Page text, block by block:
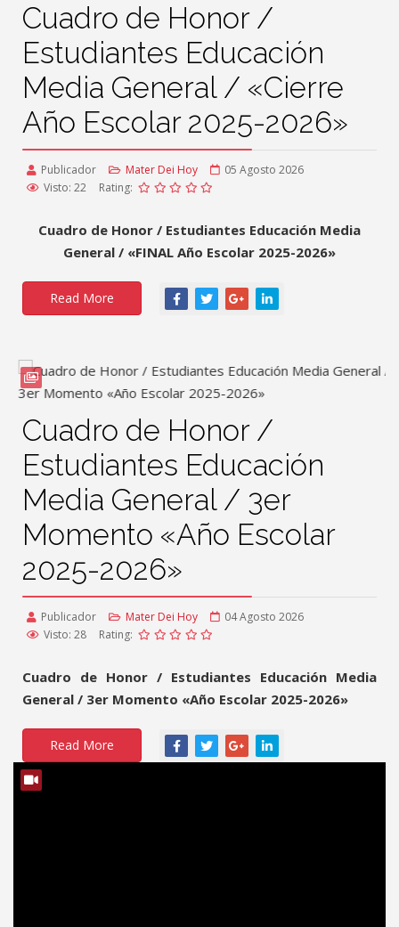
Cuadro de Honor /
Estudiantes Educación
Media General / «Cierre
Año Escolar 2025-2026»
Publicador Mater Dei Hoy
05 Agosto 2026
Visto: 22
Rating:
Cuadro de Honor / Estudiantes Educación Media
General / «FINAL Año Escolar 2025-2026»
Read More
Cuadro de Honor /
Estudiantes Educación
Media General / 3er
Momento «Año Escolar
2025-2026»
Publicador Mater Dei Hoy
04 Agosto 2026
Visto: 28
Rating:
Cuadro de Honor / Estudiantes Educación Media
General / 3er Momento «Año Escolar 2025-2026»
Read More